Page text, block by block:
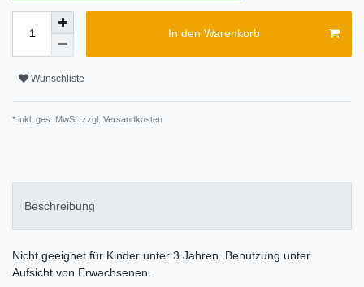
In den Warenkorb
Wunschliste
* inkl. ges. MwSt. zzgl. Versandkosten
Beschreibung
Nicht geeignet für Kinder unter 3 Jahren. Benutzung unter
Aufsicht von Erwachsenen.